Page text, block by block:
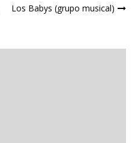
Los Babys (grupo musical)